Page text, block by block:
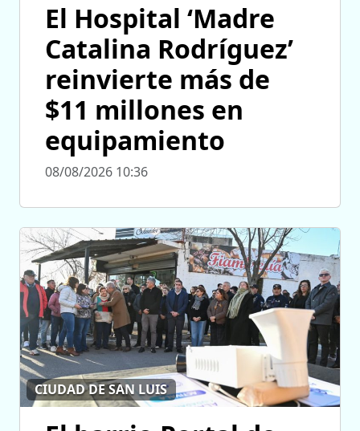
El Hospital ‘Madre
Catalina Rodríguez’
reinvierte más de
$11 millones en
equipamiento
08/08/2026 10:36
CIUDAD DE SAN LUIS